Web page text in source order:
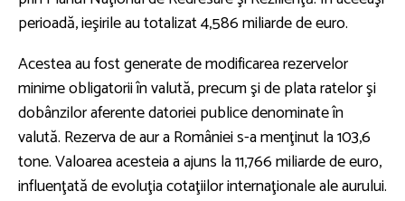
perioadă, ieşirile au totalizat 4,586 miliarde de euro.
Acestea au fost generate de modificarea rezervelor
minime obligatorii în valută, precum şi de plata ratelor şi
dobânzilor aferente datoriei publice denominate în
valută. Rezerva de aur a României s-a menţinut la 103,6
tone. Valoarea acesteia a ajuns la 11,766 miliarde de euro,
influenţată de evoluţia cotaţiilor internaţionale ale aurului.